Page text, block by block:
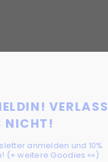
VERLASS
NICHT!
anmelden und 10%
(+ weitere Goodies 👀)